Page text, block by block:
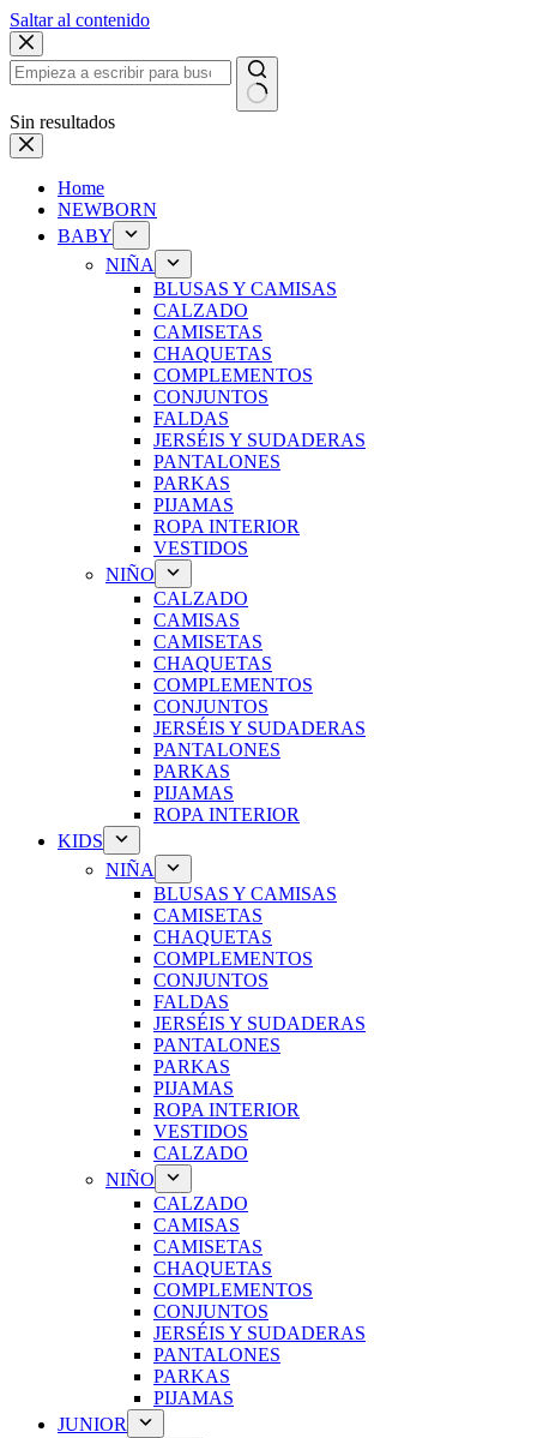
Saltar al contenido
Sin resultados
Home
NEWBORN
BABY
NIÑA
BLUSAS Y CAMISAS
CALZADO
CAMISETAS
CHAQUETAS
COMPLEMENTOS
CONJUNTOS
FALDAS
JERSÉIS Y SUDADERAS
PANTALONES
PARKAS
PIJAMAS
ROPA INTERIOR
VESTIDOS
NIÑO
CALZADO
CAMISAS
CAMISETAS
CHAQUETAS
COMPLEMENTOS
CONJUNTOS
JERSÉIS Y SUDADERAS
PANTALONES
PARKAS
PIJAMAS
ROPA INTERIOR
KIDS
NIÑA
BLUSAS Y CAMISAS
CAMISETAS
CHAQUETAS
COMPLEMENTOS
CONJUNTOS
FALDAS
JERSÉIS Y SUDADERAS
PANTALONES
PARKAS
PIJAMAS
ROPA INTERIOR
VESTIDOS
CALZADO
NIÑO
CALZADO
CAMISAS
CAMISETAS
CHAQUETAS
COMPLEMENTOS
CONJUNTOS
JERSÉIS Y SUDADERAS
PANTALONES
PARKAS
PIJAMAS
JUNIOR